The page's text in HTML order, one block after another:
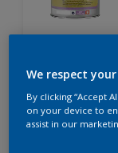
We respect
By clicking “Accept
on your device to
assist in our